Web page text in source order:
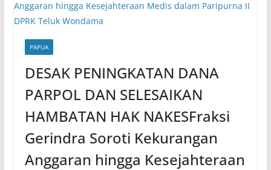
PAPUA
DESAK PENINGKATAN DANA
PARPOL DAN SELESAIKAN
HAMBATAN HAK NAKESFraksi
Gerindra Soroti Kekurangan
Anggaran hingga Kesejahteraan